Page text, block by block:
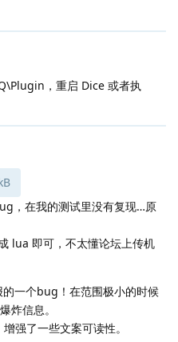
，重启 Dice 或者执
，在我的测试里没有复现…原
lua 即可，不太懂论坛上传机
一个bug！在范围极小的时候
炸信息。
强了一些文案可读性。